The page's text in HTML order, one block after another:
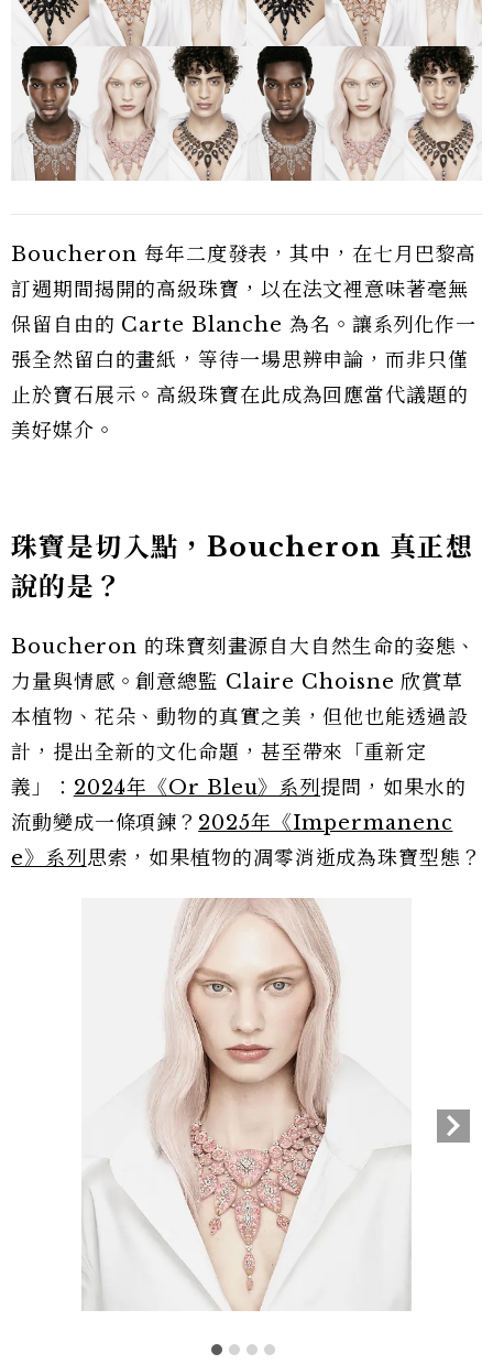
Boucheron 每年二度發表，其中，在七月巴黎高
訂週期間揭開的高級珠寶，以在法文裡意味著毫無
保留自由的 Carte Blanche 為名。讓系列化作一
張全然留白的畫紙，等待一場思辨申論，而非只僅
止於寶石展示。高級珠寶在此成為回應當代議題的
美好媒介。
珠寶是切入點，Boucheron 真正想
說的是？
Boucheron 的珠寶刻畫源自大自然生命的姿態、
力量與情感。創意總監 Claire Choisne 欣賞草
本植物、花朵、動物的真實之美，但他也能透過設
計，提出全新的文化命題，甚至帶來「重新定
義」： 2024年《Or Bleu》系列 提問，如果水的
流動變成一條項鍊？ 2025年《Impermanenc
e》系列 思索，如果植物的凋零消逝成為珠寶型態？